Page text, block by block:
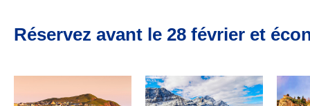
Réservez avant le 28 février et